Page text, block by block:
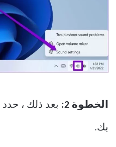
الخطوة 2: بعد ذلك ، حدد
بك.